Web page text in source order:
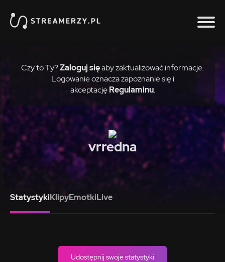
Czy to Ty?Zaloguj sięaby zaktualizować informacje.
Logowanie oznacza zapoznanie się i
akceptację Regulaminu.
vrredna
StatystykiKlipyEmotkiLive
Udostępnij swoje statystyki